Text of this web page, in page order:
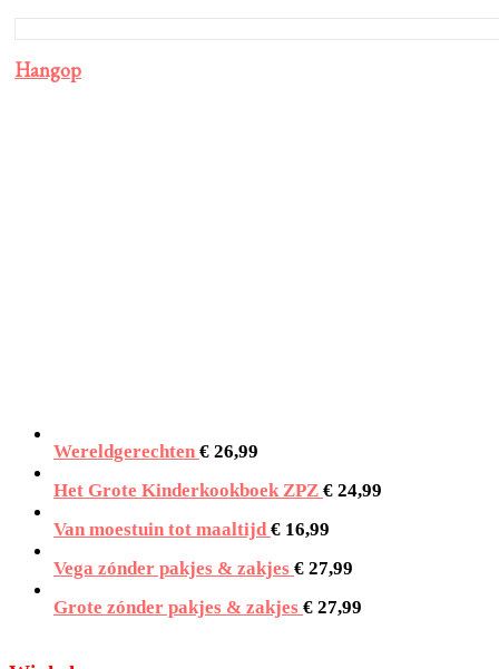
Hangop
Wereldgerechten € 26,99
Het Grote Kinderkookboek ZPZ € 24,99
Van moestuin tot maaltijd € 16,99
Vega zónder pakjes & zakjes € 27,99
Grote zónder pakjes & zakjes € 27,99